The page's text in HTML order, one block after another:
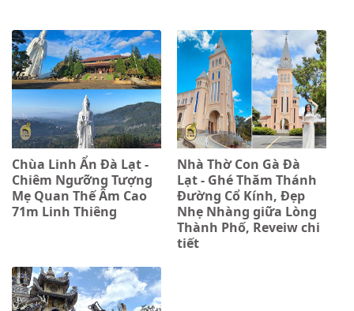
Chùa Linh Ẩn Đà Lạt -
Chiêm Ngưỡng Tượng
Mẹ Quan Thế Âm Cao
71m Linh Thiêng
Nhà Thờ Con Gà Đà
Lạt - Ghé Thăm Thánh
Đường Cổ Kính, Đẹp
Nhẹ Nhàng giữa Lòng
Thành Phố, Reveiw chi
tiết